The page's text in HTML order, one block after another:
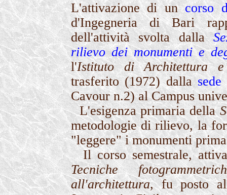
L'attivazione di uncorso
d'Ingegneria di Bari
dell'attività svolta dalla
rilievo dei monumenti e
l'Istituto di Architettura e
trasferito (1972) dalla
Cavour n.2) al Campus
L'esigenza primaria della
metodologie di rilievo, la
"leggere" i monumenti
Il corso semestrale,
Tecniche
all'architettura, fu posto